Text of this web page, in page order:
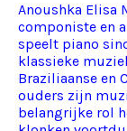
Anoushka Elisa
componiste en
speelt piano
klassieke
Braziliaanse en
ouders zijn
belangrijke rol